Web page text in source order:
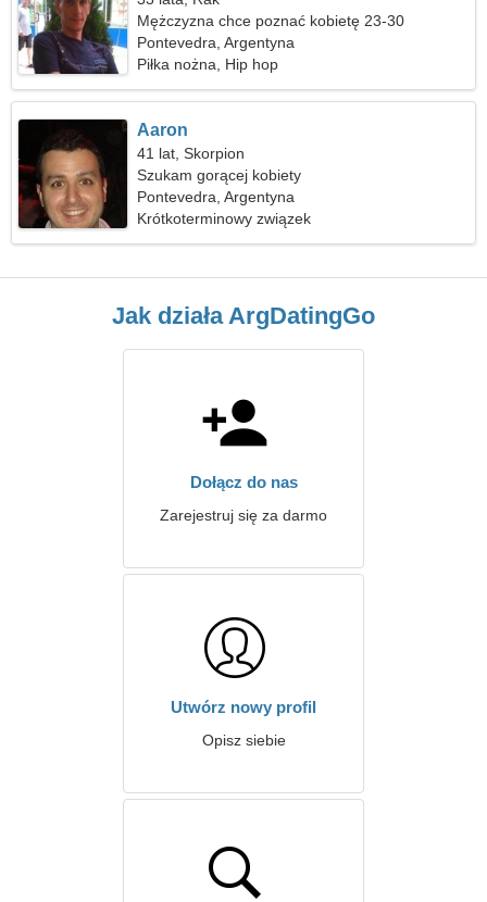
Mężczyzna chce poznać kobietę 23-30
Pontevedra, Argentyna
Piłka nożna, Hip hop
Aaron
41 lat, Skorpion
Szukam gorącej kobiety
Pontevedra, Argentyna
Krótkoterminowy związek
Jak działa ArgDatingGo
Dołącz do nas
Zarejestruj się za darmo
Utwórz nowy profil
Opisz siebie